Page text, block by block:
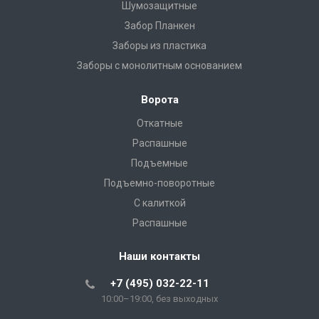
Шумозащитные
Забор Планкен
Заборы из пластика
Заборы с монолитным основанием
Ворота
Откатные
Распашные
Подъемные
Подъемно-поворотные
С калиткой
Распашные
Наши контакты
+7 (495) 032-22-11
10:00–19:00, без выходных